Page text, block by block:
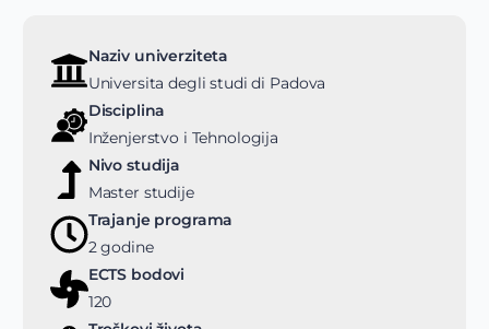
Naziv univerziteta
Universita degli studi di Padova
Disciplina
Inženjerstvo i Tehnologija
Nivo studija
Master studije
Trajanje programa
2 godine
ECTS bodovi
120